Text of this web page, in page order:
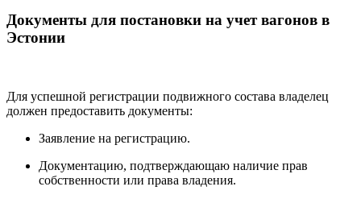
Документы для постановки на учет вагонов в
Эстонии
Для успешной регистрации подвижного состава владелец
должен предоставить документы:
Заявление на регистрацию.
Документацию, подтверждающаю наличие прав
собственности или права владения.